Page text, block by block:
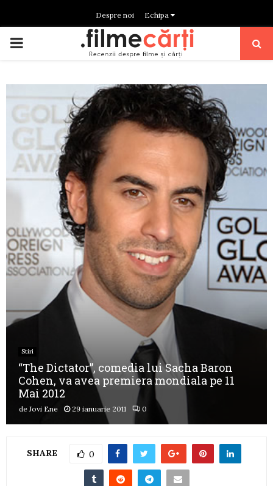
Despre noi Echipa
PRIMARY
Stiri
“The Dictator”, comedia lui Sacha Baron
Cohen, va avea premiera mondiala pe 11
Mai 2012
deJovi Ene 29 ianuarie 2011 0
SHARE 0